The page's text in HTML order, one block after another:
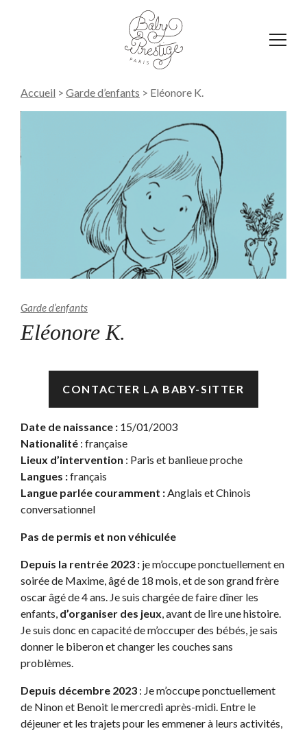
Accueil > Garde d’enfants > Eléonore K.
Garde d’enfants
Eléonore K.
CONTACTER LA BABY-SITTER
Date de naissance : 15/01/2003
Nationalité : française
Lieux d’intervention : Paris et banlieue proche
Langues :français
Langue parlée couramment :Anglais et Chinois
conversationnel
Pas de permis et non véhiculée
Depuis la rentrée 2023 : je m’occupe ponctuellement en
soirée de Maxime, âgé de 18 mois, et de son grand frère
oscar âgé de 4 ans. Je suis chargée de faire dîner les
enfants, d’organiser des jeux, avant de lire une histoire.
Je suis donc en capacité de m’occuper des bébés, je sais
donner le biberon et changer les couches sans
problèmes.
Depuis décembre 2023 : Je m’occupe ponctuellement
de Ninon et Benoit le mercredi après-midi. Entre le
déjeuner et les trajets pour les emmener à leurs activités,